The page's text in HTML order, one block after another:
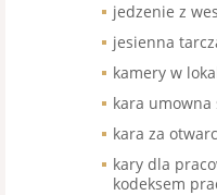
jedzenie z
jesienna
kamery w
kara umowna
kara za
kary dla
kodeksem